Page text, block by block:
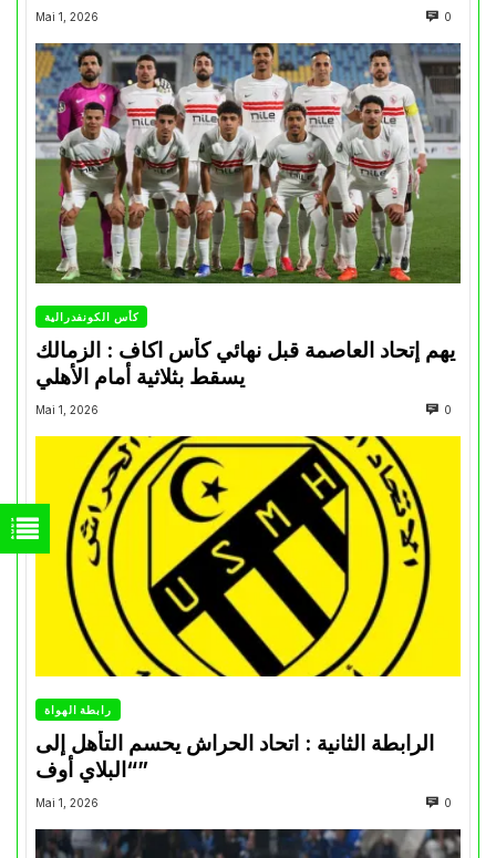
Mai 1, 2026 0
كأس الكونفدرالية
يهم إتحاد العاصمة قبل نهائي كأس اكاف : الزمالك
Mai 1, 2026 0
رابطة الهواة
الرابطة الثانية : اتحاد الحراش يحسم التأهل إلى
“البلاي أوف”
Mai 1, 2026 0